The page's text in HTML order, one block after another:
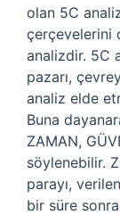
olan 5C
çerçevelerini
analizdir. 5C
pazarı,
analiz elde
Buna
ZAMAN,
söylenebilir.
parayı,
bir süre